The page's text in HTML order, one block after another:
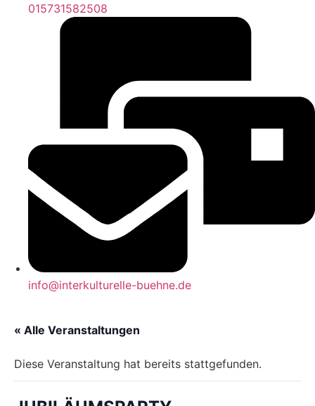
015731582508
info@interkulturelle-buehne.de
« Alle Veranstaltungen
Diese Veranstaltung hat bereits stattgefunden.